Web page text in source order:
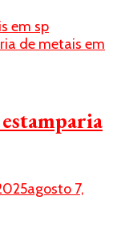
em sp
agosto 7,